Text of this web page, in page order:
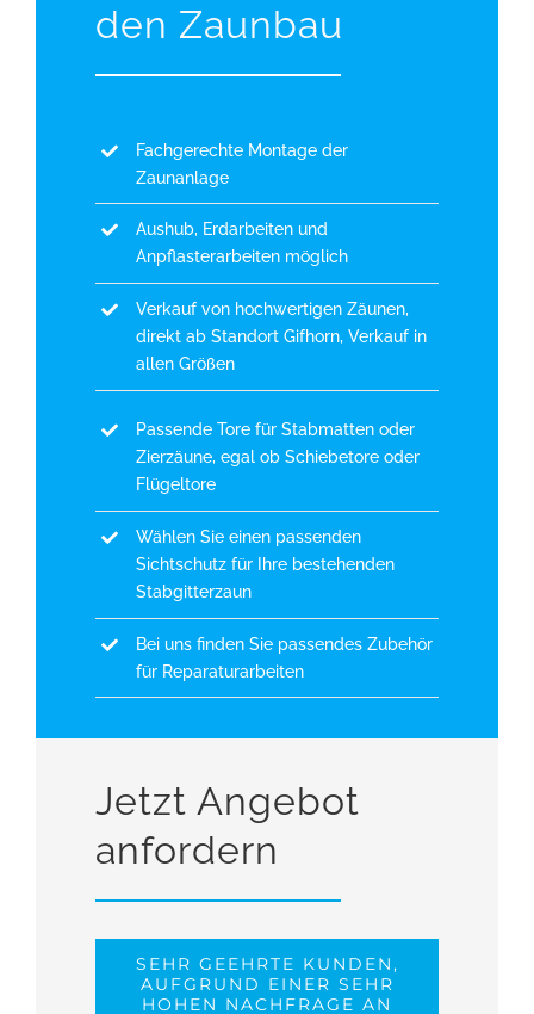
den Zaunbau
Fachgerechte Montage der
Zaunanlage
Aushub, Erdarbeiten und
Anpflasterarbeiten möglich
Verkauf von hochwertigen Zäunen,
direkt ab Standort Gifhorn, Verkauf in
allen Größen
Passende Tore für Stabmatten oder
Zierzäune, egal ob Schiebetore oder
Flügeltore
Wählen Sie einen passenden
Sichtschutz für Ihre bestehenden
Stabgitterzaun
Bei uns finden Sie passendes Zubehör
für Reparaturarbeiten
Jetzt Angebot
anfordern
SEHR GEEHRTE KUNDEN,
AUFGRUND EINER SEHR
HOHEN NACHFRAGE AN